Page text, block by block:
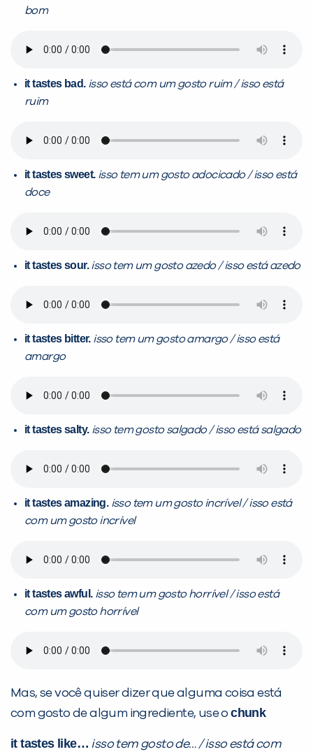
bom
it tastes bad.isso está com um gosto ruim / isso está
ruim
it tastes sweet.isso tem um gosto adocicado / isso está
doce
it tastes sour.isso tem um gosto azedo / isso está azedo
it tastes bitter.isso tem um gosto amargo / isso está
amargo
it tastes salty.isso tem gosto salgado / isso está salgado
it tastes amazing.isso tem um gosto incrível / isso está
com um gosto incrível
it tastes awful.isso tem um gosto horrível / isso está
com um gosto horrível
Mas, se você quiser dizer que alguma coisa está
com gosto de algum ingrediente, use ochunk
it tastes like… isso tem gosto de… / isso está com